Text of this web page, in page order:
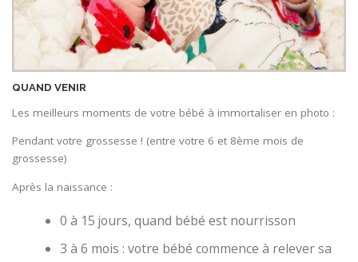
QUAND VENIR
Les meilleurs moments de votre bébé à immortaliser en photo :
Pendant votre grossesse ! (entre votre 6 et 8ème mois de
grossesse)
Après la naissance :
0 à 15 jours, quand bébé est nourrisson
3 à 6 mois : votre bébé commence à relever sa